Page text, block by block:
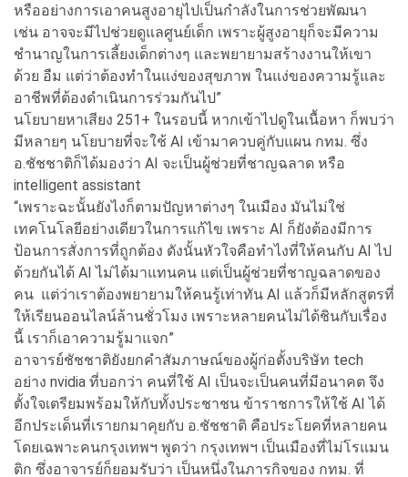
หรืออย่างการเอาคนสูงอายุไปเป็นกำลังในการช่วยพัฒนา
เช่น อาจจะมีไปช่วยดูแลศูนย์เด็ก เพราะผู้สูงอายุก็จะมีความ
ชำนาญในการเลี้ยงเด็กต่างๆ และพยายามสร้างงานให้เขา
ด้วย อืม แต่ว่าต้องทำในแง่ของสุขภาพ ในแง่ของความรู้และ
อาชีพที่ต้องดำเนินการร่วมกันไป”
นโยบายหาเสียง 251+ ในรอบนี้ หากเข้าไปดูในเนื้อหา ก็พบว่า
มีหลายๆ นโยบายที่จะใช้ AI เข้ามาควบคู่กับแผน กทม. ซึ่ง
อ.ชัชชาติก็ได้มองว่า AI จะเป็นผู้ช่วยที่ชาญฉลาด หรือ
intelligent assistant
“เพราะฉะนั้นยังไงก็ตามปัญหาต่างๆ ในเมือง มันไม่ใช่
เทคโนโลยีอย่างเดียวในการแก้ไข เพราะ AI ก็ยังต้องมีการ
ป้อนการสั่งการที่ถูกต้อง ดังนั้นหัวใจคือทำไงที่ให้คนกับ AI ไป
ด้วยกันได้ AI ไม่ได้มาแทนคน แต่เป็นผู้ช่วยที่ชาญฉลาดของ
คน แต่ว่าเราต้องพยายามให้คนรู้เท่าทัน AI แล้วก็มีหลักสูตรที่
ให้เรียนออนไลน์ล้านชั่วโมง เพราะหลายคนไม่ได้ชินกับเรื่อง
นี้ เราก็เอาความรู้มาแจก”
อาจารย์ชัชชาติยังยกคำสัมภาษณ์ของผู้ก่อตั้งบริษัท tech
อย่าง nvidia ที่บอกว่า คนที่ใช้ AI เป็นจะเป็นคนที่มีอนาคต จึง
ตั้งใจเตรียมพร้อมให้กับทั้งประชาชน ข้าราชการให้ใช้ AI ได้
อีกประเด็นที่เรายกมาคุยกับ อ.ชัชชาติ คือประโยคที่หลายคน
โดยเฉพาะคนกรุงเทพฯ พูดว่า กรุงเทพฯ เป็นเมืองที่ไม่โรแมน
ติก ซึ่งอาจารย์ก็ยอมรับว่า เป็นหนึ่งในภารกิจของ กทม. ที่